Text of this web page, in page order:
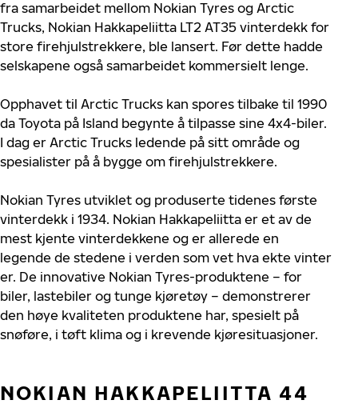
fra samarbeidet mellom Nokian Tyres og Arctic
Trucks, Nokian Hakkapeliitta LT2 AT35 vinterdekk for
store firehjulstrekkere, ble lansert. Før dette hadde
selskapene også samarbeidet kommersielt lenge.
Opphavet til Arctic Trucks kan spores tilbake til 1990
da Toyota på Island begynte å tilpasse sine 4x4-biler.
I dag er Arctic Trucks ledende på sitt område og
spesialister på å bygge om firehjulstrekkere.
Nokian Tyres utviklet og produserte tidenes første
vinterdekk i 1934. Nokian Hakkapeliitta er et av de
mest kjente vinterdekkene og er allerede en
legende de stedene i verden som vet hva ekte vinter
er. De innovative Nokian Tyres-produktene – for
biler, lastebiler og tunge kjøretøy – demonstrerer
den høye kvaliteten produktene har, spesielt på
snøføre, i tøft klima og i krevende kjøresituasjoner.
NOKIAN HAKKAPELIITTA 44